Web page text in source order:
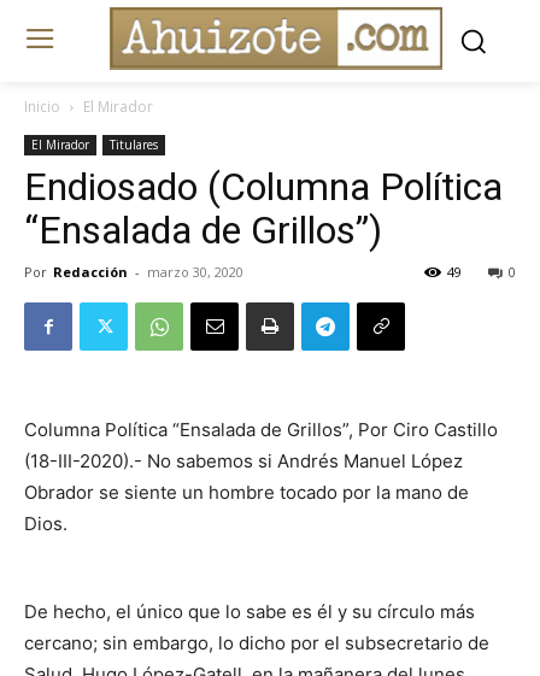
Inicio El Mirador
El Mirador Titulares
Endiosado (Columna Política
“Ensalada de Grillos”)
Por Redacción - marzo 30, 2020 0
49
Columna Política “Ensalada de Grillos”, Por Ciro Castillo
(18-III-2020).- No sabemos si Andrés Manuel López
Obrador se siente un hombre tocado por la mano de
Dios.
De hecho, el único que lo sabe es él y su círculo más
cercano; sin embargo, lo dicho por el subsecretario de